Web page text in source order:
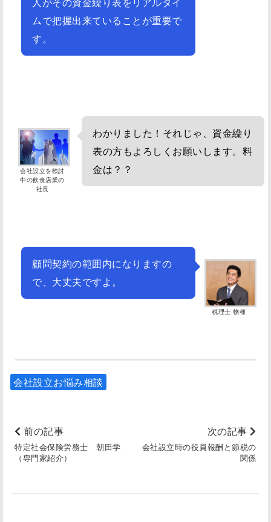
ムで把握出来ていることが重要で
す。
わかりました！それじゃ、資金繰り
表の方もよろしくお願いします。料
金は？？
会社設立を検討
中の飲食店業の
社長
顧問契約の範囲内になりますの
で、大丈夫ですよ。
税理士 物種
会社設立お悩み相談
前の記事
特定社会保険労務士 朝田学
（専門家紹介）
次の記事
会社設立時の役員報酬と節税の
関係